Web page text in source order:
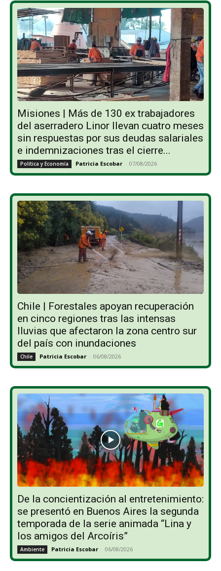
Misiones | Más de 130 ex trabajadores
del aserradero Linor llevan cuatro meses
sin respuestas por sus deudas salariales
e indemnizaciones tras el cierre...
Política y Economía Patricia Escobar - 07/08/2026
Chile | Forestales apoyan recuperación
en cinco regiones tras las intensas
lluvias que afectaron la zona centro sur
del país con inundaciones
Chile Patricia Escobar - 06/08/2026
De la concientización al entretenimiento:
se presentó en Buenos Aires la segunda
temporada de la serie animada “Lina y
los amigos del Arcoíris”
Ambiente Patricia Escobar - 06/08/2026